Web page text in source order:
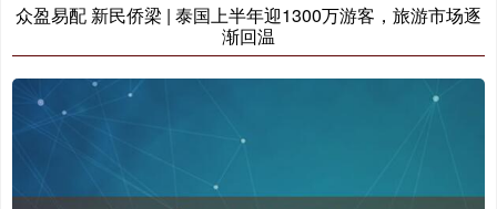
众盈易配 新民侨梁 | 泰国上半年迎1300万游客，旅游市场逐
渐回温